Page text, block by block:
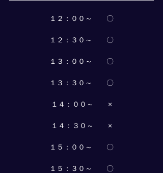
１２：００～　　〇
１２：３０～　　〇
１３：００～　　〇
１３：３０～　　〇
１４：００～　　×
１４：３０～　　×
１５：００～　　〇
１５：３０～　　〇